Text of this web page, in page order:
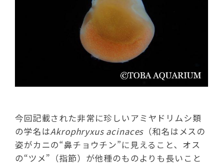
今回記載された非常に珍しいアミヤドリムシ類
の学名はAkrophryxusacinaces （和名はメスの
姿がカニの“鼻チョウチン”に見えること、オス
の“ツメ”（指節）が他種のものよりも長いこと